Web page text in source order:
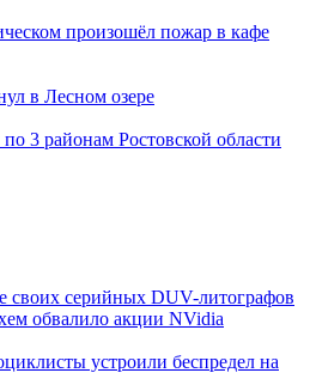
произошёл пожар в кафе
в Лесном озере
3 районам Ростовской области
своих серийных DUV-литографов
обвалило акции NVidia
устроили беспредел на